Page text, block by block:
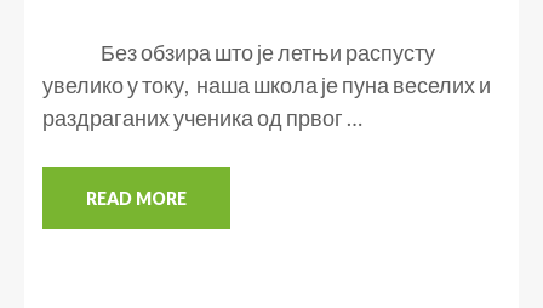
Без обзира што је летњи распусту
увелико у току, наша школа је пуна веселих и
раздраганих ученика од првог …
READ MORE